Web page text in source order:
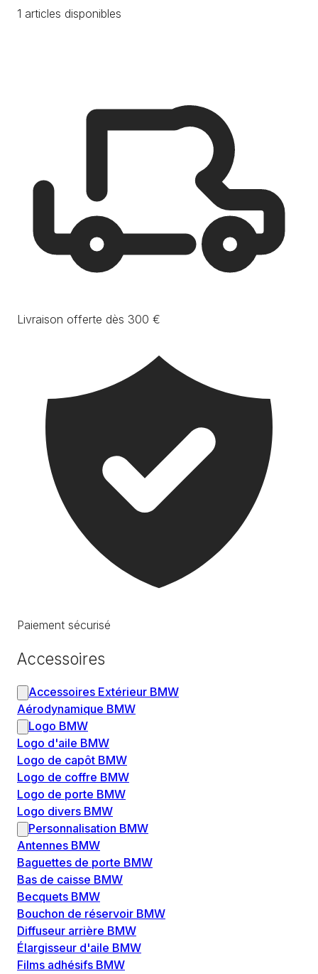
1 articles disponibles
Livraison offerte dès 300 €
Paiement sécurisé
Accessoires
Accessoires Extérieur BMW
Aérodynamique BMW
Logo BMW
Logo d'aile BMW
Logo de capôt BMW
Logo de coffre BMW
Logo de porte BMW
Logo divers BMW
Personnalisation BMW
Antennes BMW
Baguettes de porte BMW
Bas de caisse BMW
Becquets BMW
Bouchon de réservoir BMW
Diffuseur arrière BMW
Élargisseur d'aile BMW
Films adhésifs BMW